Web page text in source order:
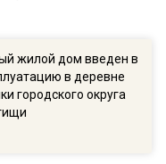
жилой дом введен в
в деревне
городского округа